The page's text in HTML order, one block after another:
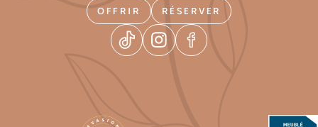
OFFRIR RÉSERVER